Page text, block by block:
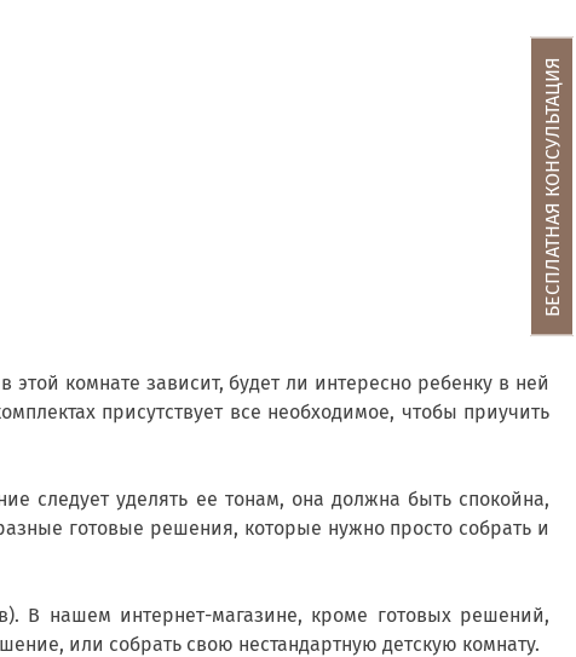
комнате зависит, будет ли интересно ребенку в ней
присутствует все необходимое, чтобы приучить
следует уделять ее тонам, она должна быть спокойна,
готовые решения, которые нужно просто собрать и
В нашем интернет-магазине, кроме готовых решений,
или собрать свою нестандартную детскую комнату.
БЕСПЛАТНАЯ КОНСУЛЬТАЦИЯ